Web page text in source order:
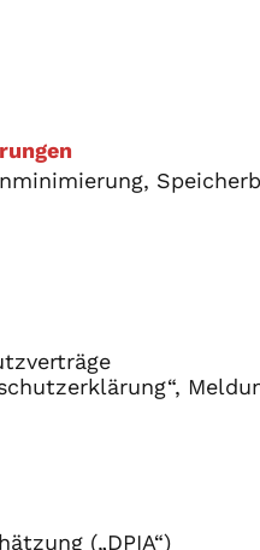
(„DPIA“)